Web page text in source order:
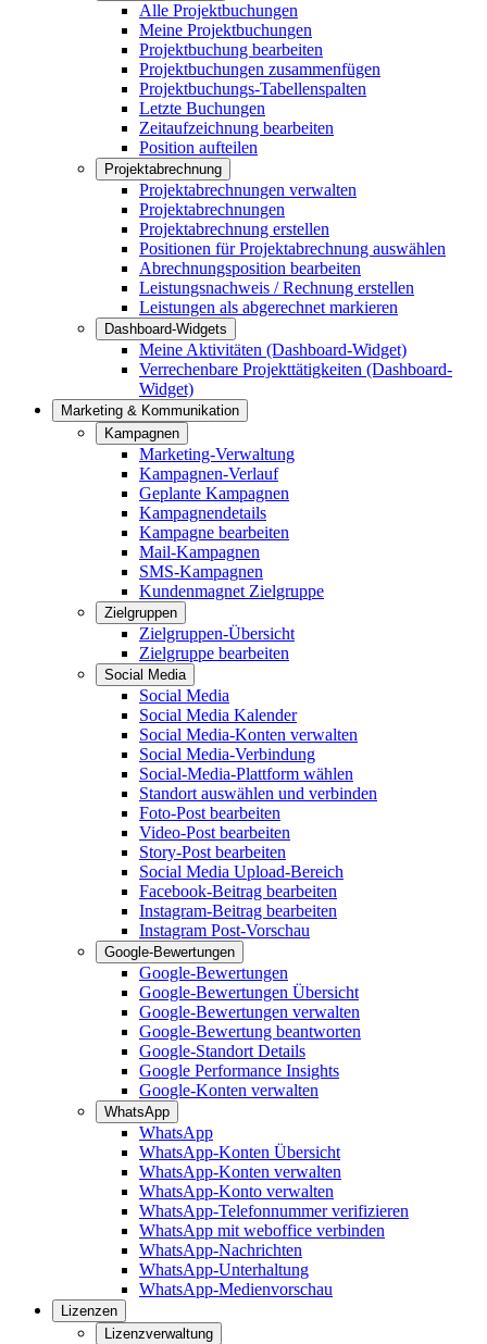
Alle Projektbuchungen
Meine Projektbuchungen
Projektbuchung bearbeiten
Projektbuchungen zusammenfügen
Projektbuchungs-Tabellenspalten
Letzte Buchungen
Zeitaufzeichnung bearbeiten
Position aufteilen
Projektabrechnung
Projektabrechnungen verwalten
Projektabrechnungen
Projektabrechnung erstellen
Positionen für Projektabrechnung auswählen
Abrechnungsposition bearbeiten
Leistungsnachweis / Rechnung erstellen
Leistungen als abgerechnet markieren
Dashboard-Widgets
Meine Aktivitäten (Dashboard-Widget)
Verrechenbare Projekttätigkeiten (Dashboard-
Widget)
Marketing & Kommunikation
Kampagnen
Marketing-Verwaltung
Kampagnen-Verlauf
Geplante Kampagnen
Kampagnendetails
Kampagne bearbeiten
Mail-Kampagnen
SMS-Kampagnen
Kundenmagnet Zielgruppe
Zielgruppen
Zielgruppen-Übersicht
Zielgruppe bearbeiten
Social Media
Social Media
Social Media Kalender
Social Media-Konten verwalten
Social Media-Verbindung
Social-Media-Plattform wählen
Standort auswählen und verbinden
Foto-Post bearbeiten
Video-Post bearbeiten
Story-Post bearbeiten
Social Media Upload-Bereich
Facebook-Beitrag bearbeiten
Instagram-Beitrag bearbeiten
Instagram Post-Vorschau
Google-Bewertungen
Google-Bewertungen
Google-Bewertungen Übersicht
Google-Bewertungen verwalten
Google-Bewertung beantworten
Google-Standort Details
Google Performance Insights
Google-Konten verwalten
WhatsApp
WhatsApp
WhatsApp-Konten Übersicht
WhatsApp-Konten verwalten
WhatsApp-Konto verwalten
WhatsApp-Telefonnummer verifizieren
WhatsApp mit weboffice verbinden
WhatsApp-Nachrichten
WhatsApp-Unterhaltung
WhatsApp-Medienvorschau
Lizenzen
Lizenzverwaltung